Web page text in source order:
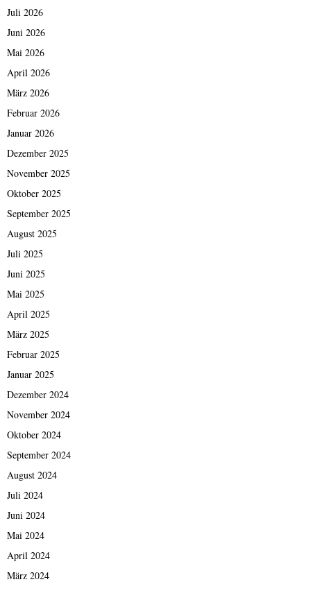
Juli 2026
Juni 2026
Mai 2026
April 2026
März 2026
Februar 2026
Januar 2026
Dezember 2025
November 2025
Oktober 2025
September 2025
August 2025
Juli 2025
Juni 2025
Mai 2025
April 2025
März 2025
Februar 2025
Januar 2025
Dezember 2024
November 2024
Oktober 2024
September 2024
August 2024
Juli 2024
Juni 2024
Mai 2024
April 2024
März 2024